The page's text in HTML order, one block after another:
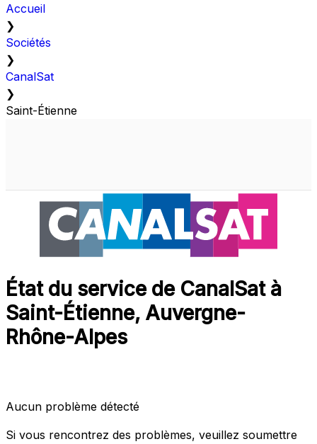
Accueil
❯
Sociétés
❯
CanalSat
❯
Saint-Étienne
État du service de CanalSat à
Saint-Étienne, Auvergne-
Rhône-Alpes
Aucun problème détecté
Si vous rencontrez des problèmes, veuillez soumettre